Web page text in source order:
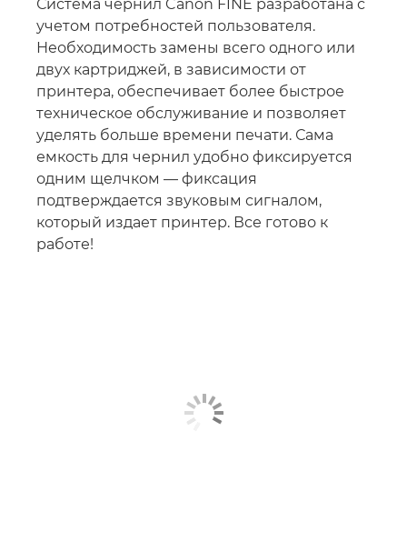
Система чернил Canon FINE разработана с
учетом потребностей пользователя.
Необходимость замены всего одного или
двух картриджей, в зависимости от
принтера, обеспечивает более быстрое
техническое обслуживание и позволяет
уделять больше времени печати. Сама
емкость для чернил удобно фиксируется
одним щелчком — фиксация
подтверждается звуковым сигналом,
который издает принтер. Все готово к
работе!